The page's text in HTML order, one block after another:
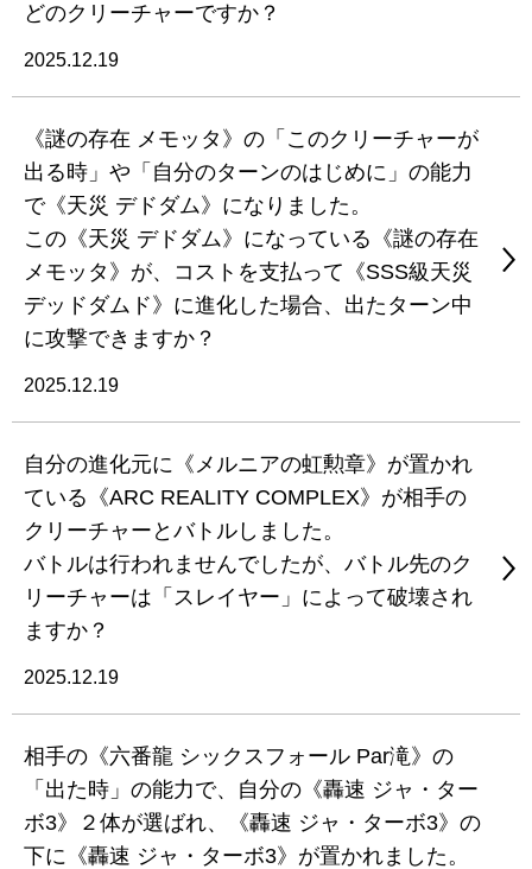
どのクリーチャーですか？
2025.12.19
《謎の存在 メモッタ》の「このクリーチャーが
出る時」や「自分のターンのはじめに」の能力
で《天災 デドダム》になりました。
この《天災 デドダム》になっている《謎の存在
メモッタ》が、コストを支払って《SSS級天災
デッドダムド》に進化した場合、出たターン中
に攻撃できますか？
2025.12.19
自分の進化元に《メルニアの虹勲章》が置かれ
ている《ARC REALITY COMPLEX》が相手の
クリーチャーとバトルしました。
バトルは行われませんでしたが、バトル先のク
リーチャーは「スレイヤー」によって破壊され
ますか？
2025.12.19
相手の《六番龍 シックスフォール Par滝》の
「出た時」の能力で、自分の《轟速 ジャ・ター
ボ3》２体が選ばれ、《轟速 ジャ・ターボ3》の
下に《轟速 ジャ・ターボ3》が置かれました。